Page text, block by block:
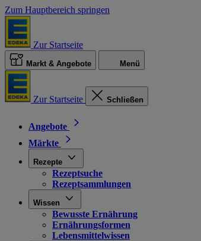
Zum Hauptbereich springen
Zur Startseite
Markt & Angebote Menü
Zur Startseite Schließen
Angebote
Märkte
Rezepte
Rezeptsuche
Rezeptsammlungen
Wissen
Bewusste Ernährung
Ernährungsformen
Lebensmittelwissen